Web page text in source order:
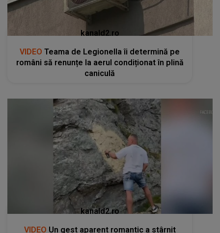
kanald2.ro
VIDEO Teama de Legionella îi determină pe
români să renunțe la aerul condiționat în plină
caniculă
kanald2.ro
VIDEO Un gest aparent romantic a stârnit